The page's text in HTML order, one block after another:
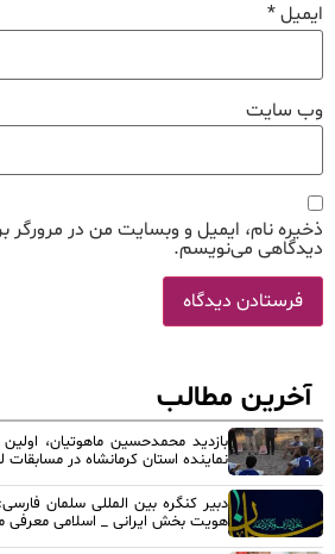
ایمیل*
وب‌ سایت
ذخیره نام، ایمیل و وبسایت من در مرورگر
دیدگاهی می‌نویسم.
آخرین مطالب
بازدید محمدحسین ماهوتیان،
نماینده استان کرمانشاه در
دبیر کنگره بین المللی سلمان
هویت بخش ایرانی _ اسلامی معرفی